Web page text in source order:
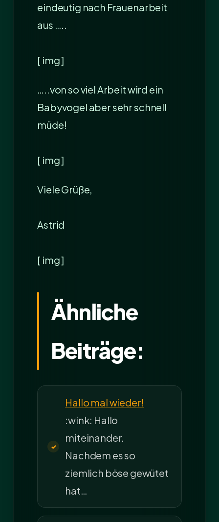
eindeutig nach Frauenarbeit
aus …..
[ img ]
…..von so viel Arbeit wird ein
Babyvogel aber sehr schnell
müde!
[ img ]
Viele Grüße,
Astrid
[ img ]
Ähnliche
Beiträge:
Hallo mal wieder!
:wink: Hallo
miteinander.
Nachdem es so
ziemlich böse gewütet
hat…